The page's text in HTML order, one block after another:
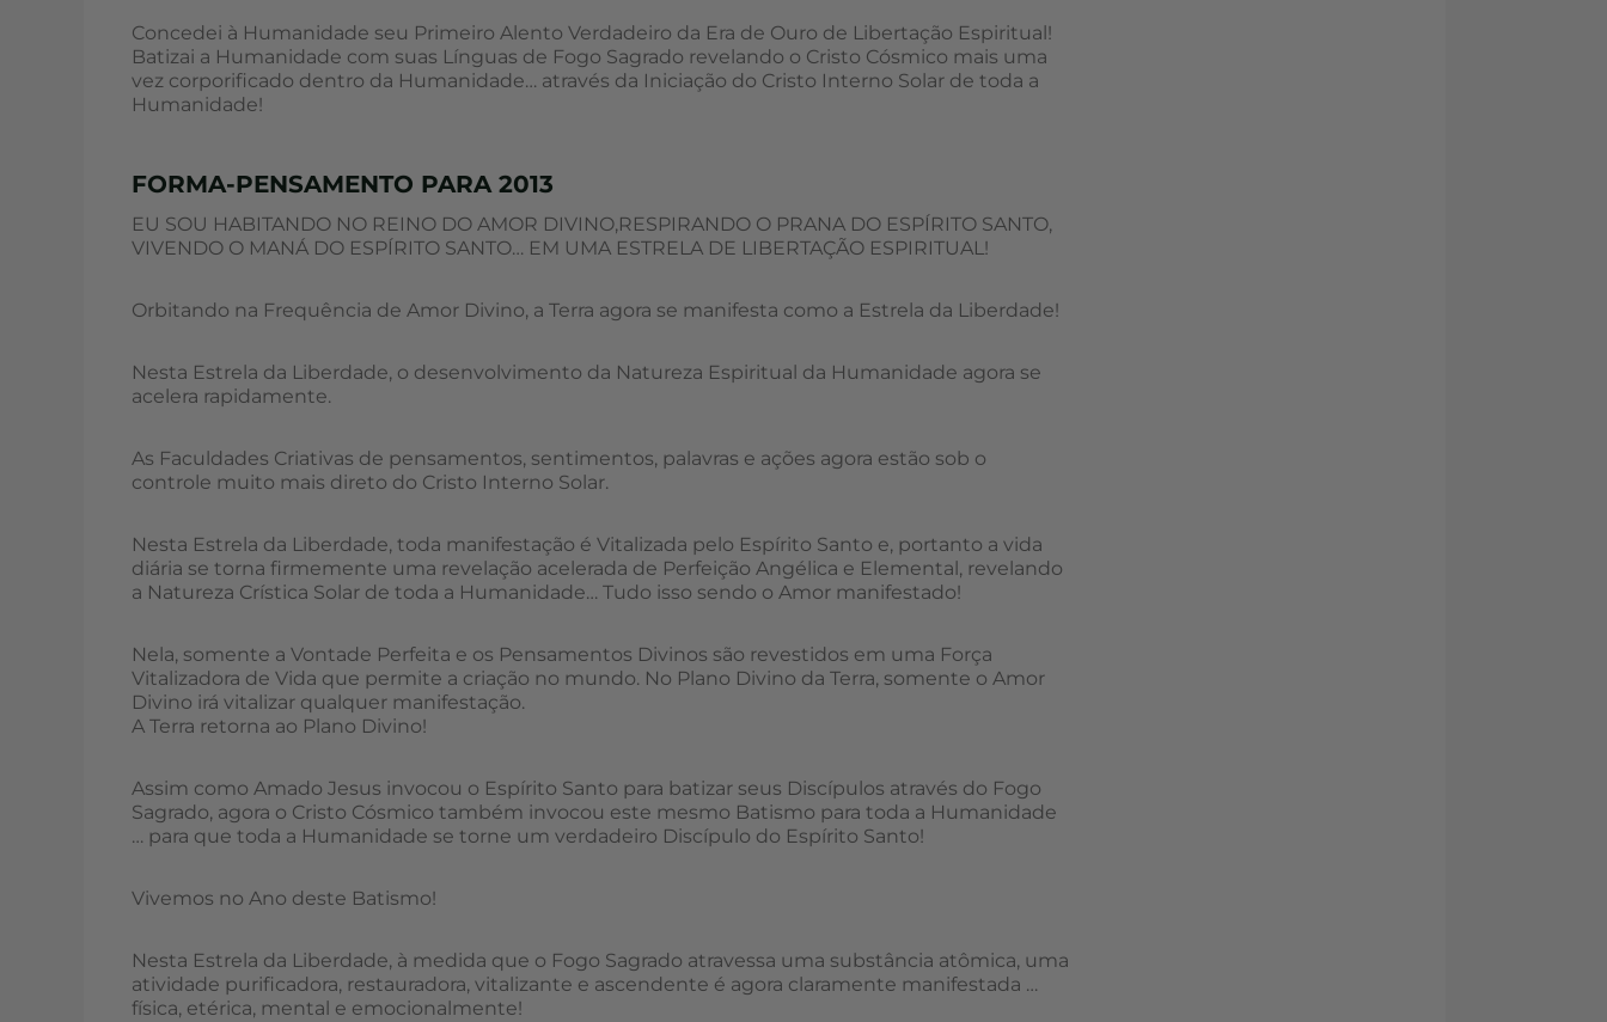
Concedei à Humanidade seu Primeiro Alento Verdadeiro da Era de Ouro de Libertação Espiritual!
Batizai a Humanidade com suas Línguas de Fogo Sagrado revelando o Cristo Cósmico mais uma
vez corporificado dentro da Humanidade… através da Iniciação do Cristo Interno Solar de toda a
Humanidade!
FORMA-PENSAMENTO PARA 2013
EU SOU HABITANDO NO REINO DO AMOR DIVINO,RESPIRANDO O PRANA DO ESPÍRITO SANTO,
VIVENDO O MANÁ DO ESPÍRITO SANTO… EM UMA ESTRELA DE LIBERTAÇÃO ESPIRITUAL!
Orbitando na Frequência de Amor Divino, a Terra agora se manifesta como a Estrela da Liberdade!
Nesta Estrela da Liberdade, o desenvolvimento da Natureza Espiritual da Humanidade agora se
acelera rapidamente.
As Faculdades Criativas de pensamentos, sentimentos, palavras e ações agora estão sob o
controle muito mais direto do Cristo Interno Solar.
Nesta Estrela da Liberdade, toda manifestação é Vitalizada pelo Espírito Santo e, portanto a vida
diária se torna firmemente uma revelação acelerada de Perfeição Angélica e Elemental, revelando
a Natureza Crística Solar de toda a Humanidade… Tudo isso sendo o Amor manifestado!
Nela, somente a Vontade Perfeita e os Pensamentos Divinos são revestidos em uma Força
Vitalizadora de Vida que permite a criação no mundo. No Plano Divino da Terra, somente o Amor
Divino irá vitalizar qualquer manifestação.
A Terra retorna ao Plano Divino!
Assim como Amado Jesus invocou o Espírito Santo para batizar seus Discípulos através do Fogo
Sagrado, agora o Cristo Cósmico também invocou este mesmo Batismo para toda a Humanidade
… para que toda a Humanidade se torne um verdadeiro Discípulo do Espírito Santo!
Vivemos no Ano deste Batismo!
Nesta Estrela da Liberdade, à medida que o Fogo Sagrado atravessa uma substância atômica, uma
atividade purificadora, restauradora, vitalizante e ascendente é agora claramente manifestada …
física, etérica, mental e emocionalmente!